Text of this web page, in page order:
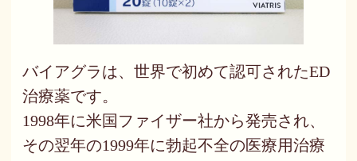
バイアグラは、世界で初めて認可されたED
治療薬です。
1998年に米国ファイザー社から発売され、
その翌年の1999年に勃起不全の医療用治療